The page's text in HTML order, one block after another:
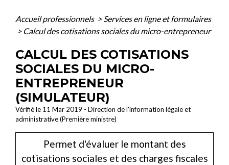
Accueil professionnels > Services en ligne et formulaires
> Calcul des cotisations sociales du micro-entrepreneur
CALCUL DES COTISATIONS
SOCIALES DU MICRO-
ENTREPRENEUR
(SIMULATEUR)
Vérifié le 11 Mar 2019 - Direction de l'information légale et
administrative (Première ministre)
Permet d'évaluer le montant des
cotisations sociales et des charges fiscales